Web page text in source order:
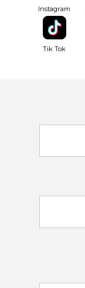
Instagram
Tik Tok